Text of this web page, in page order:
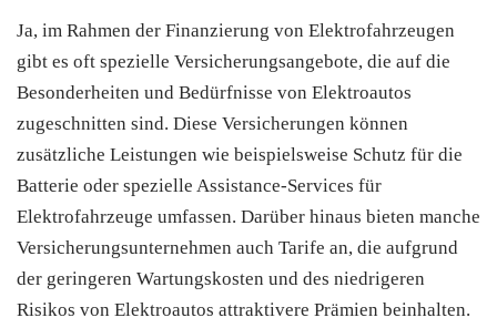
Ja, im Rahmen der Finanzierung von Elektrofahrzeugen
gibt es oft spezielle Versicherungsangebote, die auf die
Besonderheiten und Bedürfnisse von Elektroautos
zugeschnitten sind. Diese Versicherungen können
zusätzliche Leistungen wie beispielsweise Schutz für die
Batterie oder spezielle Assistance-Services für
Elektrofahrzeuge umfassen. Darüber hinaus bieten manche
Versicherungsunternehmen auch Tarife an, die aufgrund
der geringeren Wartungskosten und des niedrigeren
Risikos von Elektroautos attraktivere Prämien beinhalten.